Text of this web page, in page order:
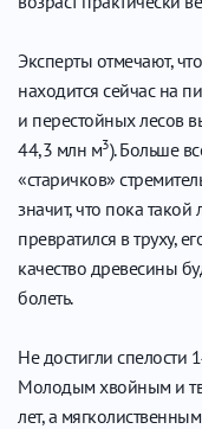
Эксперты отмечают,
находится сейчас на
и перестойных лесов
44,3 млн м3). Больше
«старичков»
значит, что пока
превратился в труху,
качество древесины
болеть.
Не достигли спелости
Молодым хвойным и
лет, а мягколиственным